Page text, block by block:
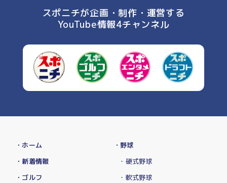
スポニチが企画・制作・運営する
YouTube情報4チャンネル
・ホーム
・新着情報
・ゴルフ
・野球
・硬式野球
・軟式野球